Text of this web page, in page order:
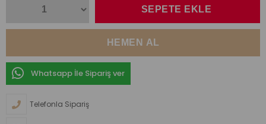
Whatsapp İle Sipariş ver
Telefonla Sipariş